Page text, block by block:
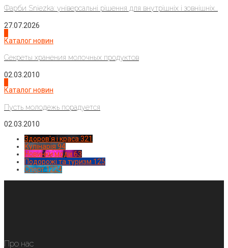
Фарби Sniezka: універсальні рішення для внутрішніх і зовнішніх...
27.07.2026
Каталог новин
Секреты хранения молочных продуктов
02.03.2010
Каталог новин
Пусть молодежь порадуется
02.03.2010
Здоров'я і краса 321
Кулінарія 94
Новинки моди 63
Подорожі та туризм 125
Спорт1224
Про нас